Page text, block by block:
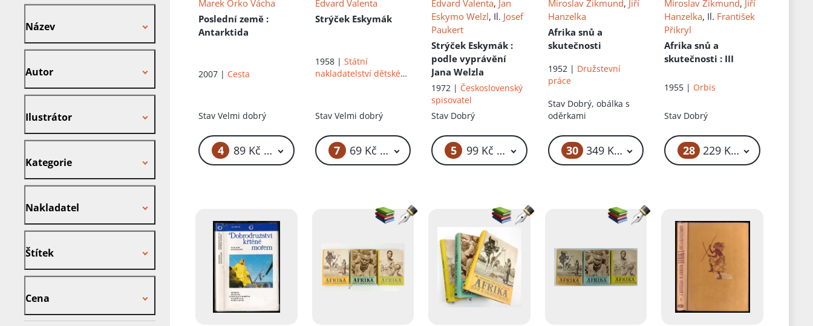
Název
Autor
Ilustrátor
Kategorie
Nakladatel
Štítek
Cena
Marek Orko Vácha
Poslední země :
Antarktida
2007 |Cesta
StavVelmi dobrý
4 89 Kč – 119 Kč
Edvard Valenta
Strýček Eskymák
1958 | Státní
nakladatelství dětské
Stav Velmi dobrý
7 69 Kč – 89 Kč
Edvard Valenta, Jan
Eskymo Welzl, Il. Josef
Paukert
Strýček Eskymák :
podle vyprávění
Jana Welzla
1972 |Československý
spisovatel
Stav Dobrý
5 99 Kč – 119 Kč
Miroslav Zikmund, Jiří
Hanzelka
Afrika snů a
skutečnosti
1952 | Družstevní
práce
Stav Dobrý, obálka s
oděrkami
30 349 Kč – 3 999 Kč
Miroslav Zikmund, Jiří
Hanzelka, Il. František
Přikryl
Afrika snů a
skutečnosti : III
1955 |Orbis
Stav Dobrý
28 229 Kč – 4 999 Kč